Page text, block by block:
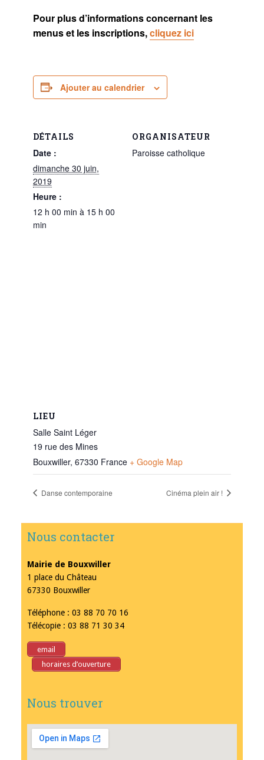
Pour plus d’informations concernant les
menus et les inscriptions,cliquez ici
Ajouter au calendrier
DÉTAILS
Date :
dimanche 30 juin,
2019
Heure :
12 h 00 min à 15 h 00
min
ORGANISATEUR
Paroisse catholique
LIEU
Salle Saint Léger
19 rue des Mines
Bouxwiller, 67330 France + Google Map
Danse contemporaine Cinéma plein air !
Nous contacter
Mairie de Bouxwiller
1 place du Château
67330 Bouxwiller
Téléphone : 03 88 70 70 16
Télécopie : 03 88 71 30 34
email
horaires d’ouverture
Nous trouver